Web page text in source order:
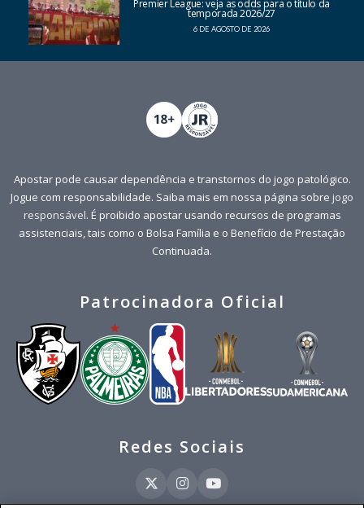
Premier League: veja as odds para o título da
temporada 2026/27
6 DE AGOSTO DE 2026
Apostar pode causar dependência e transtornos do jogo patológico.
Jogue com responsabilidade. Saiba mais em nossa página sobre jogo
responsável. É proibido apostar usando recursos de programas
assistenciais, tais como o Bolsa Família e o Benefício de Prestação
Continuada.
Patrocinadora Oficial
Redes Sociais